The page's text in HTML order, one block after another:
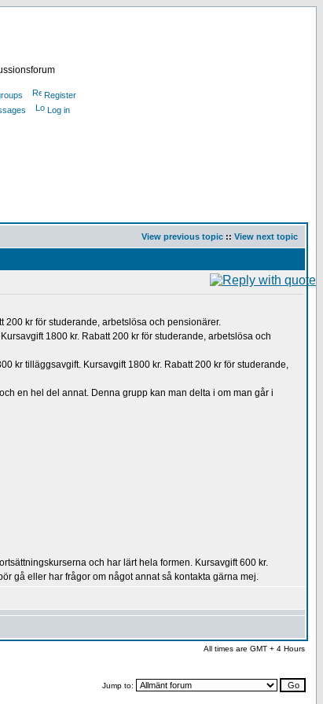
Register
Log in
View previous topic :: View next topic
kr för studerande, arbetslösa och pensionärer.
1800 kr. Rabatt 200 kr för studerande, arbetslösa och
kr tilläggsavgift. Kursavgift 1800 kr. Rabatt 200 kr för studerande,
en hel del annat. Denna grupp kan man delta i om man går i
och har lärt hela formen. Kursavgift 600 kr.
gå eller har frågor om något annat så kontakta gärna mej.
All times are GMT + 4 Hours
Jump to: